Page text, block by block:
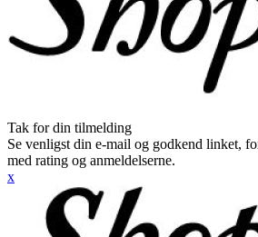
Tak for din tilmelding
Se venligst din e-mail og godkend linket,
med rating og anmeldelserne.
x